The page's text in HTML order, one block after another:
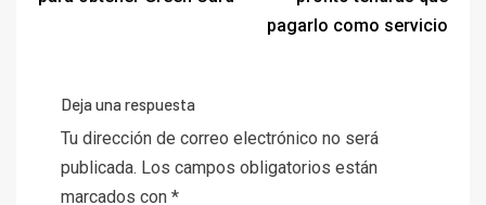
pagarlo como servicio
Deja una respuesta
Tu dirección de correo electrónico no será
publicada. Los campos obligatorios están
marcados con *